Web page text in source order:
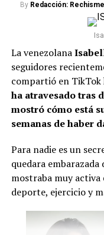
y Gilmar Pisas, de
Reino de los Países
Lee también: “No
habló de Sheila
relación
Con respecto a los
Duque, César
embargo, aún hay
hará acto de
Por último, se
firmarán nuevos
salud, seguridad y
públicos. Además,
By Redacción:
La venezolana
seguidores
compartió en TikTok
ha atravesado tras
mostró cómo está
semanas de haber
Para nadie es un
quedara embarazada
mostraba muy
deporte, ejercicio y